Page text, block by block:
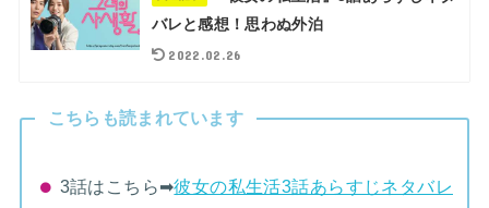
バレと感想！思わぬ外泊
2022.02.26
こちらも読まれています
3話はこちら➡︎彼女の私生活3話あらすじネタバレ